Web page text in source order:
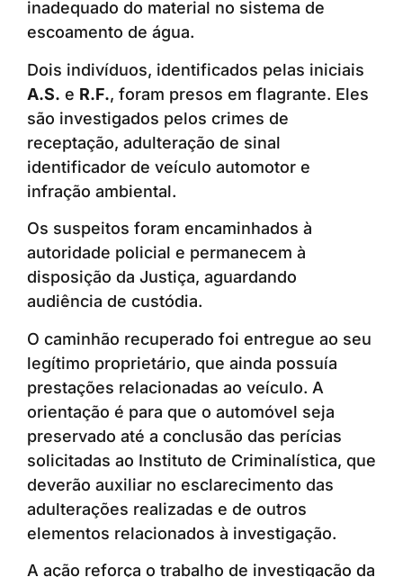
inadequado do material no sistema de
escoamento de água.
Dois indivíduos, identificados pelas iniciais
A.S. e R.F., foram presos em flagrante. Eles
são investigados pelos crimes de
receptação, adulteração de sinal
identificador de veículo automotor e
infração ambiental.
Os suspeitos foram encaminhados à
autoridade policial e permanecem à
disposição da Justiça, aguardando
audiência de custódia.
O caminhão recuperado foi entregue ao seu
legítimo proprietário, que ainda possuía
prestações relacionadas ao veículo. A
orientação é para que o automóvel seja
preservado até a conclusão das perícias
solicitadas ao Instituto de Criminalística, que
deverão auxiliar no esclarecimento das
adulterações realizadas e de outros
elementos relacionados à investigação.
A ação reforça o trabalho de investigação da